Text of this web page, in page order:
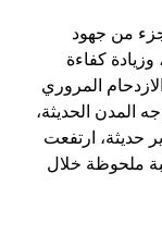
من جهود
كفاءة
المروري
المدن الحديثة،
حديثة، ارتفعت
ملحوظة خلال